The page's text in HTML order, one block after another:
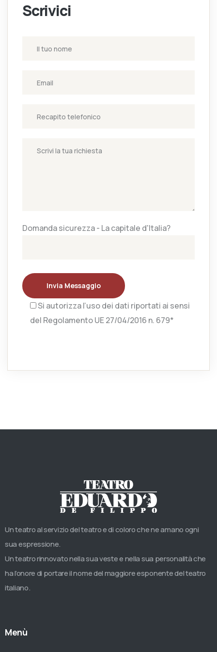
Scrivici
Domanda sicurezza - La capitale d'Italia?
Invia Messaggio
Si autorizza l’uso dei dati riportati ai sensi
del Regolamento UE 27/04/2016 n. 679*
Un teatro al servizio del teatro e di coloro che ne amano ogni
sua espressione.
Un teatro rinnovato nella sua veste e nella sua personalità che
ha l’onore di portare il nome del maggiore esponente del teatro
italiano.
Menù